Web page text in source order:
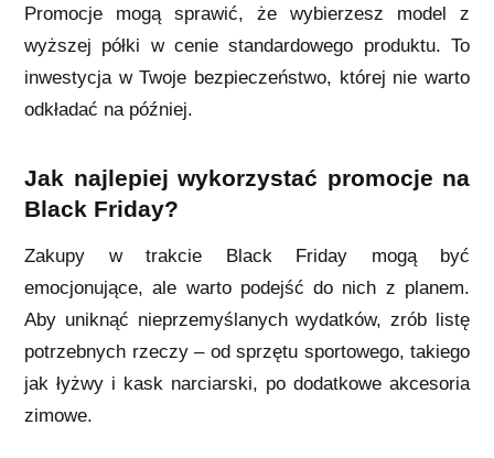
Promocje mogą sprawić, że wybierzesz model z
wyższej półki w cenie standardowego produktu. To
inwestycja w Twoje bezpieczeństwo, której nie warto
odkładać na później.
Jak najlepiej wykorzystać promocje na
Black Friday?
Zakupy w trakcie Black Friday mogą być
emocjonujące, ale warto podejść do nich z planem.
Aby uniknąć nieprzemyślanych wydatków, zrób listę
potrzebnych rzeczy – od sprzętu sportowego, takiego
jak łyżwy i kask narciarski, po dodatkowe akcesoria
zimowe.